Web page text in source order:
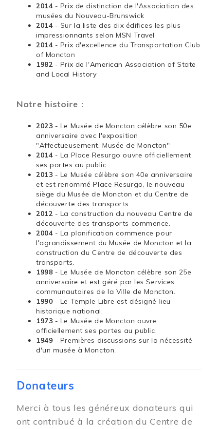
2014 - Prix de distinction de l'Association des
musées du Nouveau-Brunswick
2014 - Sur la liste des dix édifices les plus
impressionnants selon MSN Travel
2014 - Prix d'excellence du Transportation Club
of Moncton
1982 - Prix de l'American Association of State
and Local History
Notre histoire :
2023 - Le Musée de Moncton célèbre son 50e
anniversaire avec l'exposition
"Affectueusement, Musée de Moncton"
2014 - La Place Resurgo ouvre officiellement
ses portes au public.
2013 - Le Musée célèbre son 40e anniversaire
et est renommé Place Resurgo, le nouveau
siège du Musée de Moncton et du Centre de
découverte des transports.
2012 - La construction du nouveau Centre de
découverte des transports commence.
2004 - La planification commence pour
l'agrandissement du Musée de Moncton et la
construction du Centre de découverte des
transports.
1998 - Le Musée de Moncton célèbre son 25e
anniversaire et est géré par les Services
communautaires de la Ville de Moncton.
1990 - Le Temple Libre est désigné lieu
historique national.
1973 - Le Musée de Moncton ouvre
officiellement ses portes au public.
1949 - Premières discussions sur la nécessité
d'un musée à Moncton.
Donateurs
Merci à tous les généreux donateurs qui
ont contribué à la création du Centre de